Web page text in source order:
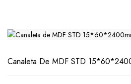
Canaleta De MDF STD